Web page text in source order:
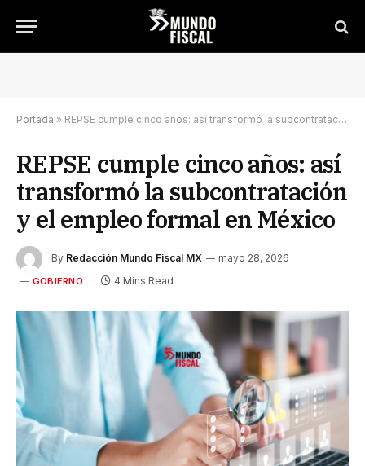
Portada » REPSE cumple cinco años: así transformó la subcontratación y el empleo formal en México
REPSE cumple cinco años: así
transformó la subcontratación
y el empleo formal en México
By Redacción Mundo Fiscal MX mayo 28, 2026
GOBIERNO 4 Mins Read